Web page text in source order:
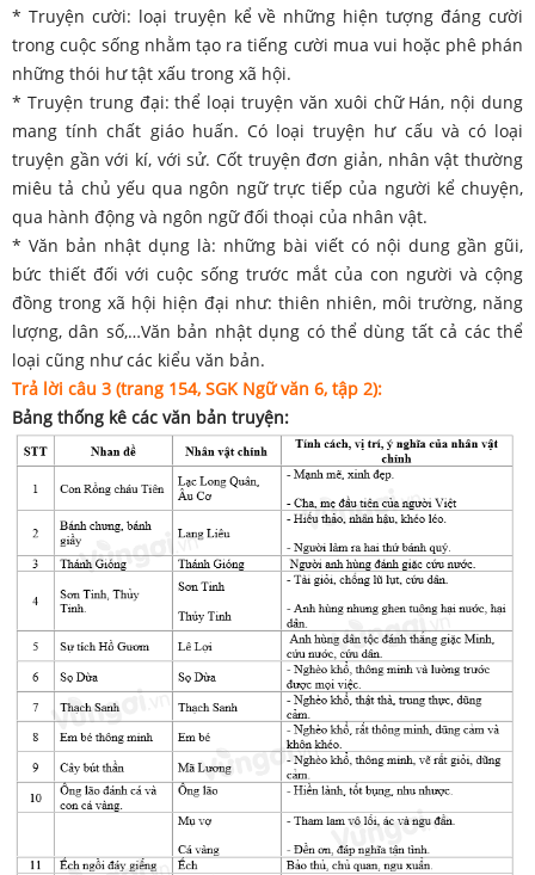
* Truyện cười: loại truyện kể về những hiện tượng đáng cười
trong cuộc sống nhằm tạo ra tiếng cười mua vui hoặc phê phán
những thói hư tật xấu trong xã hội.
* Truyện trung đại: thể loại truyện văn xuôi chữ Hán, nội dung
mang tính chất giáo huấn. Có loại truyện hư cấu và có loại
truyện gần với kí, với sử. Cốt truyện đơn giản, nhân vật thường
miêu tả chủ yếu qua ngôn ngữ trực tiếp của người kể chuyện,
qua hành động và ngôn ngữ đối thoại của nhân vật.
* Văn bản nhật dụng là: những bài viết có nội dung gần gũi,
bức thiết đối với cuộc sống trước mắt của con người và cộng
đồng trong xã hội hiện đại như: thiên nhiên, môi trường, năng
lượng, dân số,…Văn bản nhật dụng có thể dùng tất cả các thể
loại cũng như các kiểu văn bản.
Trả lời câu 3 (trang 154, SGK Ngữ văn 6, tập 2):
Bảng thống kê các văn bản truyện: